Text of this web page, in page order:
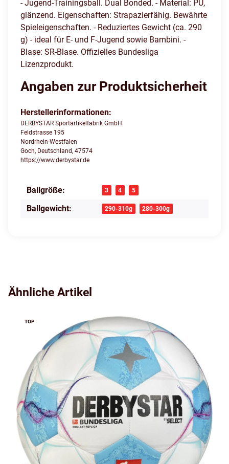
- Jugend-Trainingsball. Dual Bonded. - Material: PU,
glänzend. Eigenschaften: Strapazierfähig. Bewährte
Spieleigenschaften. - Reduziertes Gewicht (ca. 290
g) - ideal für E- und F-Jugend sowie Bambini. -
Blase: SR-Blase. Offizielles Bundesliga
Lizenzprodukt.
Angaben zur Produktsicherheit
Herstellerinformationen:
DERBYSTAR Sportartikelfabrik GmbH
Feldstrasse 195
Nordrhein-Westfalen
Goch, Deutschland, 47574
https://www.derbystar.de
Produkteigenschaft
Wert
Ballgröße: 3 4 5
Ballgewicht: 290-310g 280-300g
Ähnliche Artikel
TOP